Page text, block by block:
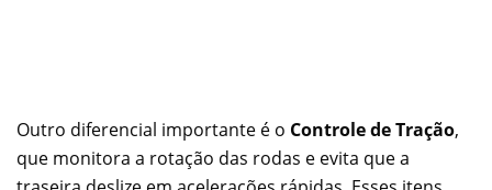
Outro diferencial importante é o Controle de Tração,
que monitora a rotação das rodas e evita que a